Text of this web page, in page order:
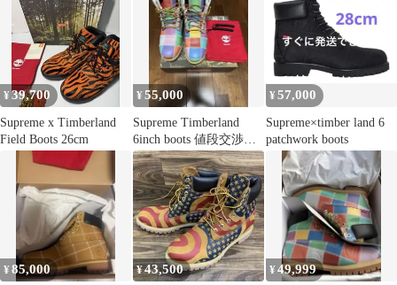
¥39,700
Supreme x Timberland
Field Boots 26cm
¥55,000
Supreme Timberland
6inch boots 値段交渉
可！
¥57,000
Supreme×timber land 6
patchwork boots
¥85,000 ¥43,500 ¥49,999